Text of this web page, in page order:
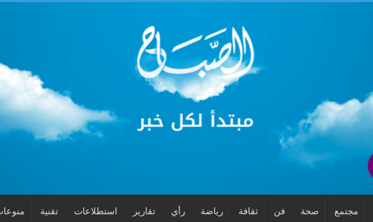
مجتمع صحة فن ثقافة رياضة رأي تقارير استطلاعات تقنية